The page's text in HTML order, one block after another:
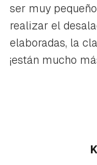
ser muy
realizar el
elaboradas, la
¡están mucho